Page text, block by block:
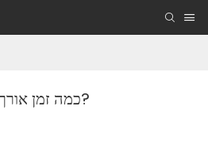
כמה זמן אורך החיים של בית מכולות?